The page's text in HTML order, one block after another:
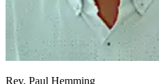
Rev. Paul Hemming